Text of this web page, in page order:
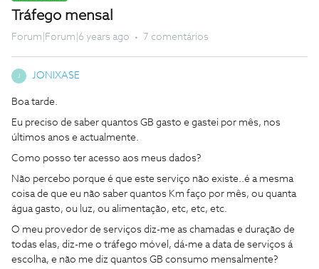
Tráfego mensal
Forum|Forum|6 years ago 7 comentários
JONIXASE
Boa tarde.
Eu preciso de saber quantos GB gasto e gastei por mês, nos
últimos anos e actualmente.
Como posso ter acesso aos meus dados?
Não percebo porque é que este serviço não existe..é a mesma
coisa de que eu não saber quantos Km faço por mês, ou quanta
água gasto, ou luz, ou alimentação, etc, etc, etc.
O meu provedor de serviços diz-me as chamadas e duração de
todas elas, diz-me o tráfego móvel, dá-me a data de serviços á
escolha, e não me diz quantos GB consumo mensalmente?